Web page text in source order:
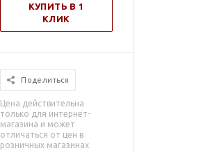
КУПИТЬ В 1
КЛИК
Поделиться
Цена действительна
только для интернет-
магазина и может
отличаться от цен в
розничных магазинах